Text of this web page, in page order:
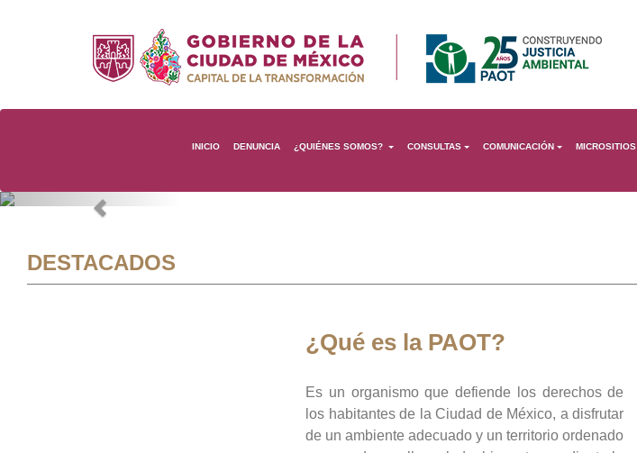
INICIO DENUNCIA ¿QUIÉNES SOMOS? CONSULTAS COMUNICACIÓN MICROSITIOS
Previous
DESTACADOS
¿Qué es la PAOT?
Es un organismo que defiende los derechos de
los habitantes de la Ciudad de México, a disfrutar
de un ambiente adecuado y un territorio ordenado